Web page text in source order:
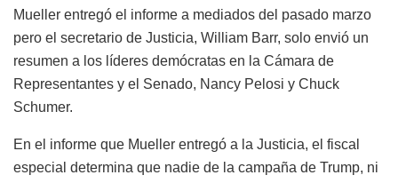
Mueller entregó el informe a mediados del pasado marzo
pero el secretario de Justicia, William Barr, solo envió un
resumen a los líderes demócratas en la Cámara de
Representantes y el Senado, Nancy Pelosi y Chuck
Schumer.
En el informe que Mueller entregó a la Justicia, el fiscal
especial determina que nadie de la campaña de Trump, ni